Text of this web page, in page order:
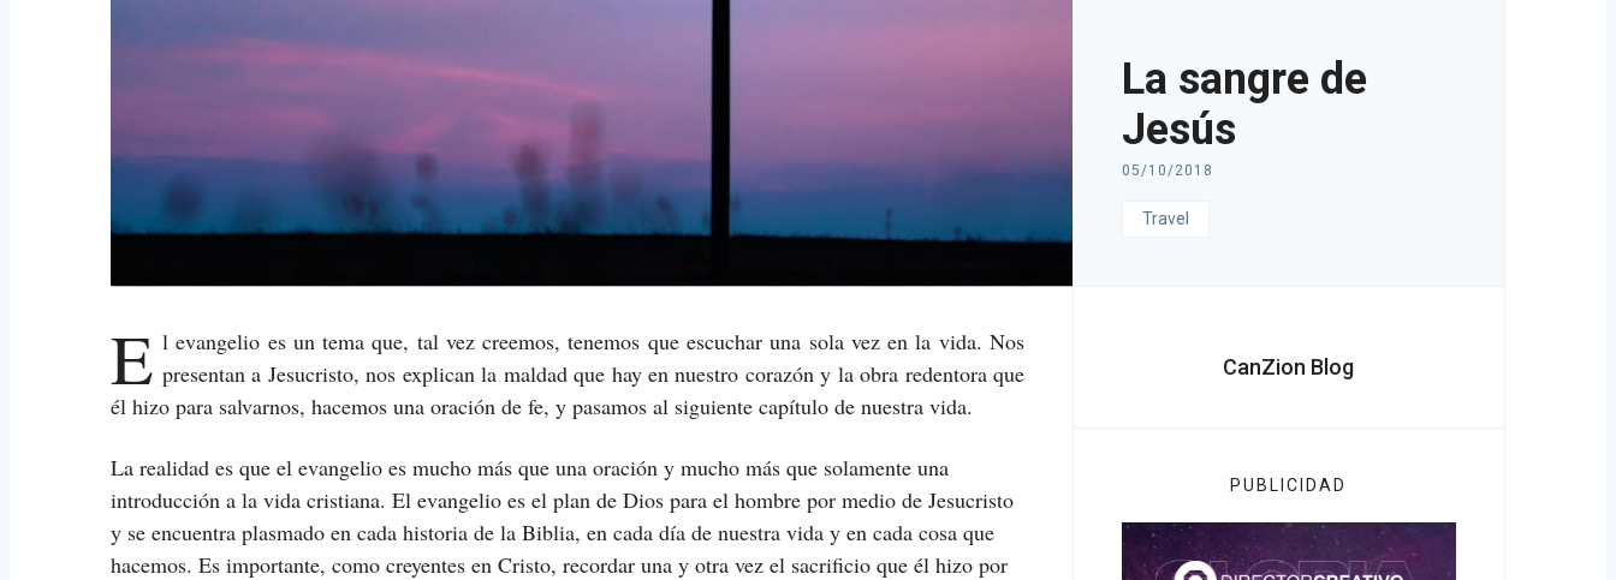
La sangre de
Jesús
05/10/2018
Travel
E l evangelio es un tema que, tal vez creemos, tenemos que escuchar una sola vez en la vida. Nos
presentan a Jesucristo, nos explican la maldad que hay en nuestro corazón y la obra redentora que
él hizo para salvarnos, hacemos una oración de fe, y pasamos al siguiente capítulo de nuestra vida.
La realidad es que el evangelio es mucho más que una oración y mucho más que solamente una
introducción a la vida cristiana. El evangelio es el plan de Dios para el hombre por medio de Jesucristo
y se encuentra plasmado en cada historia de la Biblia, en cada día de nuestra vida y en cada cosa que
hacemos. Es importante, como creyentes en Cristo, recordar una y otra vez el sacrificio que él hizo por
CanZion Blog
PUBLICIDAD